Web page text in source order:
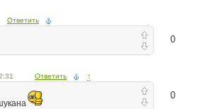
Ответить
0
Ответить ↑
0